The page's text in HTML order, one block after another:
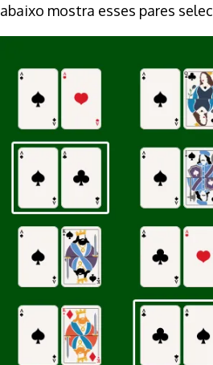
abaixo mostra esses pares